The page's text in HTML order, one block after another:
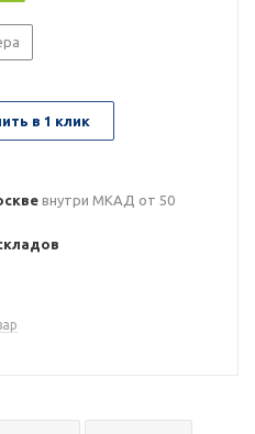
в 1 клик
внутри МКАД от 50